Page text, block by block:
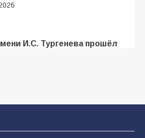
И.С. Тургенева прошёл
дорожные работы